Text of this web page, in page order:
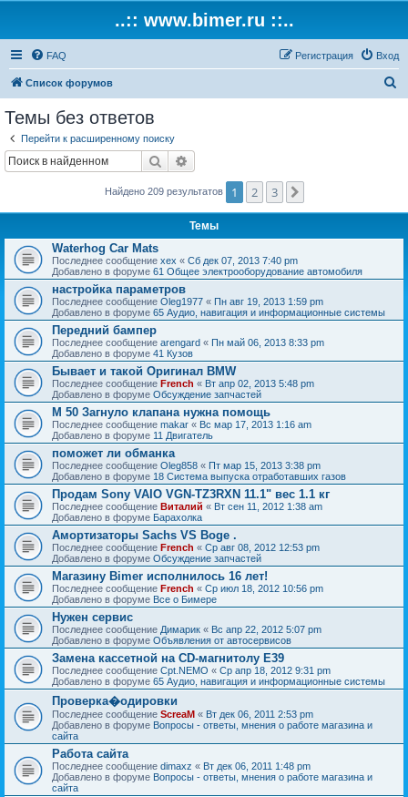
..:: www.bimer.ru ::..
FAQ Вход
Регистрация
Список форумов
Темы без ответов
Перейти к расширенному поиску
Поиск
Найдено 209 результатов 1 2 3
Темы
Waterhog Car Mats
Последнее сообщение xex « Сб дек 07, 2013 7:40 pm
Добавлено в форуме 61 Общее электрооборудование автомобиля
настройка параметров
Последнее сообщение Oleg1977 « Пн авг 19, 2013 1:59 pm
Добавлено в форуме 65 Аудио, навигация и информационные системы
Передний бампер
Последнее сообщение arengard « Пн май 06, 2013 8:33 pm
Добавлено в форуме 41 Кузов
Бывает и такой Оригинал BMW
Последнее сообщение French « Вт апр 02, 2013 5:48 pm
Добавлено в форуме Обсуждение запчастей
M 50 Загнуло клапана нужна помощь
Последнее сообщение makar « Вс мар 17, 2013 1:16 am
Добавлено в форуме 11 Двигатель
поможет ли обманка
Последнее сообщение Oleg858 « Пт мар 15, 2013 3:38 pm
Добавлено в форуме 18 Система выпуска отработавших газов
Продам Sony VAIO VGN-TZ3RXN 11.1" вес 1.1 кг
Последнее сообщение Виталий « Вт сен 11, 2012 1:38 am
Добавлено в форуме Барахолка
Амортизаторы Sachs VS Boge .
Последнее сообщение French « Ср авг 08, 2012 12:53 pm
Добавлено в форуме Обсуждение запчастей
Магазину Bimer исполнилось 16 лет!
Последнее сообщение French « Ср июл 18, 2012 10:56 pm
Добавлено в форуме Все о Бимере
Нужен сервис
Последнее сообщение Димарик « Вс апр 22, 2012 5:07 pm
Добавлено в форуме Объявления от автосервисов
Замена кассетной на СD-магнитолу Е39
Последнее сообщение Cpt.NEMO « Ср апр 18, 2012 9:31 pm
Добавлено в форуме 65 Аудио, навигация и информационные системы
Проверка�одировки
Последнее сообщение ScreaM « Вт дек 06, 2011 2:53 pm
Добавлено в форуме Вопросы - ответы, мнения о работе магазина и
сайта
Работа сайта
Последнее сообщение dimaxz « Вт дек 06, 2011 1:48 pm
Добавлено в форуме Вопросы - ответы, мнения о работе магазина и
сайта